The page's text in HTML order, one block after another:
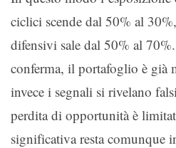
ciclici scende dal 50% al
difensivi sale dal 50% al
conferma, il portafoglio è già
invece i segnali si rivelano
perdita di opportunità è
significativa resta comunque